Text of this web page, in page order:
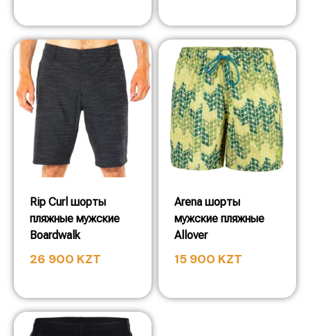
Rip Curl шорты
пляжные мужские
Boardwalk
26 900 KZT
Arena шорты
мужские пляжные
Allover
15 900 KZT